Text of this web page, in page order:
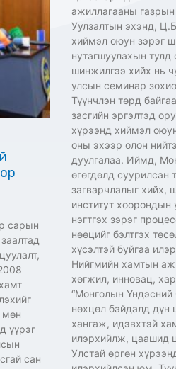
сарын
мөн
үүрэг
сан
ажиллагааны газрын
Уулзалтын эхэнд,
хиймэл оюун зэрэг
нутагшуулахын тулд
шинжилгээ хийх нь
улсын семинар
Түүнчлэн төрд
засгийн эргэлтэд
хүрээнд хиймэл
оны эхээр олон
дуулгалаа. Иймд,
өгөгдөлд суурилсан
загварчлалыг хийх,
институт хоорондын
нэгтгэх зэрэг
нөөцийг бэлтгэх
хүсэлтэй буйгаа
Нийгмийн хамтын
хөгжил, инновац,
“Монголын Үндэсний
нөхцөл байдалд дүн
хангаж, идэвхтэй
илэрхийлж, цаашид
Улстай өргөн